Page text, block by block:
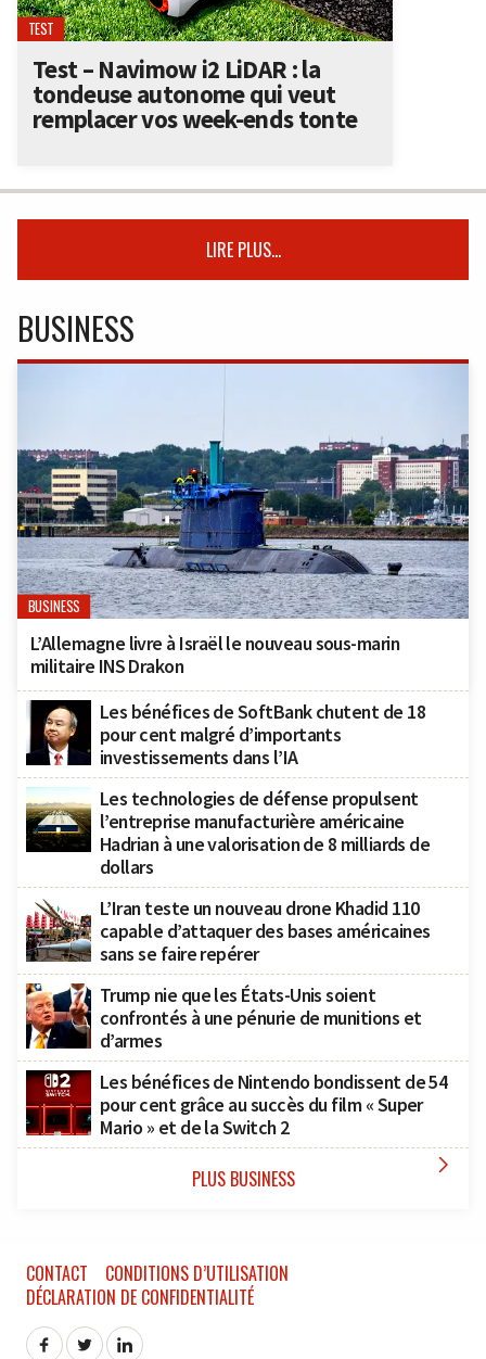
TEST
Test – Navimow i2 LiDAR : la
tondeuse autonome qui veut
remplacer vos week-ends tonte
LIRE PLUS...
BUSINESS
BUSINESS
L’Allemagne livre à Israël le nouveau sous-marin
militaire INS Drakon
Les bénéfices de SoftBank chutent de 18
pour cent malgré d’importants
investissements dans l’IA
Les technologies de défense propulsent
l’entreprise manufacturière américaine
Hadrian à une valorisation de 8 milliards de
dollars
L’Iran teste un nouveau drone Khadid 110
capable d’attaquer des bases américaines
sans se faire repérer
Trump nie que les États-Unis soient
confrontés à une pénurie de munitions et
d’armes
Les bénéfices de Nintendo bondissent de 54
pour cent grâce au succès du film « Super
Mario » et de la Switch 2
PLUS BUSINESS 
CONTACT
CONDITIONS D’UTILISATION
DÉCLARATION DE CONFIDENTIALITÉ